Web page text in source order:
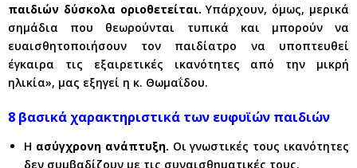
παιδιών δύσκολα οριοθετείται. Υπάρχουν, όμως, μερικά
σημάδια που θεωρούνται τυπικά και μπορούν να
ευαισθητοποιήσουν τον παιδίατρο να υποπτευθεί
έγκαιρα τις εξαιρετικές ικανότητες από την μικρή
ηλικία», μας εξηγεί η κ. Θωμαΐδου.
8 βασικά χαρακτηριστικά των ευφυϊών παιδιών
Η ασύγχρονη ανάπτυξη. Οι γνωστικές τους ικανότητες
δεν συμβαδίζουν με τις συναισθηματικές τους.